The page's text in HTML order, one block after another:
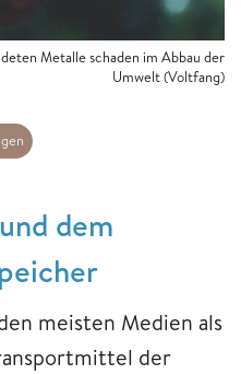
Metalle schaden im Abbau der
Umwelt (Voltfang)
dem
meisten Medien als
der